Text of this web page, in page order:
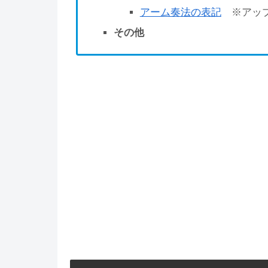
アーム奏法の表記※アップ
その他